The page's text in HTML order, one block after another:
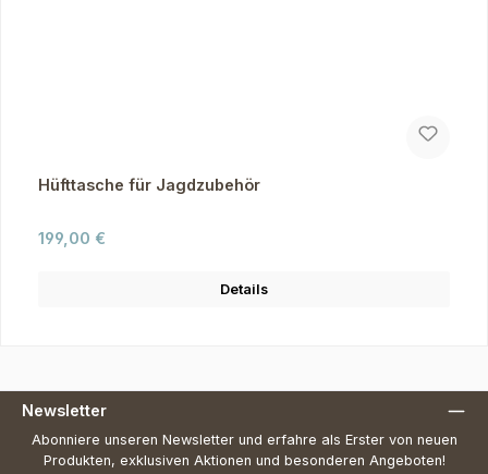
Hüfttasche für Jagdzubehör
Regulärer Preis:
199,00 €
Details
Newsletter
Abonniere unseren Newsletter und erfahre als Erster von neuen
Produkten, exklusiven Aktionen und besonderen Angeboten!